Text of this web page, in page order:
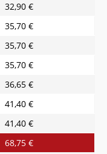
32,90 €
35,70 €
35,70 €
35,70 €
36,65 €
41,40 €
41,40 €
68,75 €